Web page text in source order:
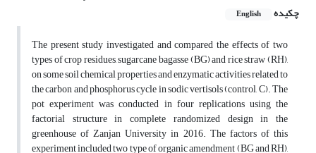
چکیده
English
The present study investigated and compared the effects of two
types of crop residues, sugarcane bagasse (BG) and rice straw (RH),
on some soil chemical properties and enzymatic activities related to
the carbon and phosphorus cycle in sodic vertisols (control, C). The
pot experiment was conducted in four replications using the
factorial structure in complete randomized design in the
greenhouse of Zanjan University in 2016. The factors of this
experiment included two type of organic amendment (BG and RH),